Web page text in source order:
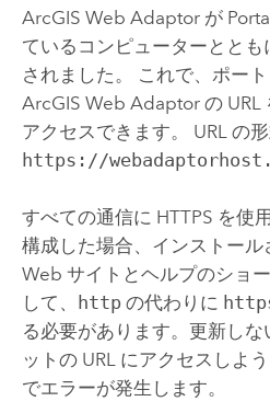
ArcGIS Web Adaptorが
ているコンピューターとと
されました。 これで、ポー
ArcGIS Web Adaptorの URL
アクセスできます。 URL の
https://
すべての通信に HTTPS を使
構成した場合、インストー
Web サイトとヘルプのショ
して、
httpの代わりに
る必要があります。更新し
ットの URL にアクセスしよ
でエラーが発生します。